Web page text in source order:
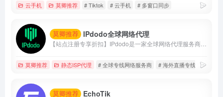
云手机 莫卿推荐 # Tiktok # 云手机 # 多窗口同步
莫卿推荐 IPdodo全球网络代理
莫卿推荐 静态ISP代理 # 全球专线网络服务商 # 海外直播专线 # 静态
莫卿推荐 EchoTik